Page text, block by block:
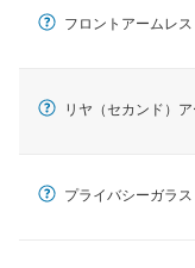
フロントアームレス
リヤ（セカンド）
プライバシーガラス